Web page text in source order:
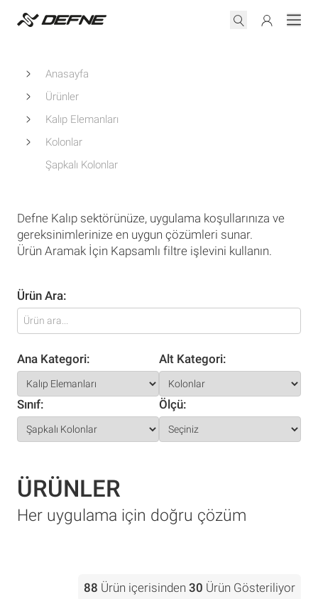
Anasayfa
Ürünler
Kalıp Elemanları
Kolonlar
Şapkalı Kolonlar
Defne Kalıp sektörünüze, uygulama koşullarınıza ve
gereksinimlerinize en uygun çözümleri sunar.
Ürün Aramak İçin Kapsamlı filtre işlevini kullanın.
Ürün Ara:
Ana Kategori: Alt Kategori:
Sınıf: Ölçü:
ÜRÜNLER
Her uygulama için doğru çözüm
88 Ürün içerisinden 30 Ürün Gösteriliyor